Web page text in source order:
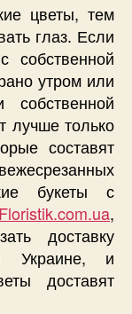
цветы, тем
глаз. Если
собственной
утром или
лучше только
составят
букеты с
,
доставку
Украине, и
доставят